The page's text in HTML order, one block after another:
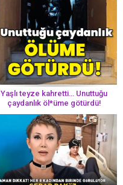
Yaşlı teyze kahretti… Unuttuğu
çaydanlık öl*üme götürdü!